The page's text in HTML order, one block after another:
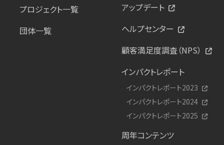
プロジェクト一覧
団体一覧
アップデート
ヘルプセンター
顧客満足度調査（NPS）
インパクトレポート
インパクトレポート2023
インパクトレポート2024
インパクトレポート2025
周年コンテンツ